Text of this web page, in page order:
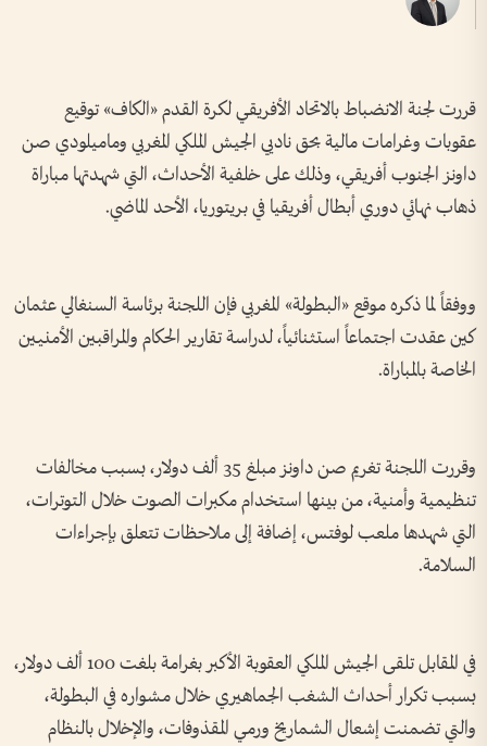
قررت لجنة الانضباط بالاتحاد الأفريقي لكرة القدم «الكاف» توقيع
عقوبات وغرامات مالية بحق ناديي الجيش الملكي المغربي وماميلودي صن
داونز الجنوب أفريقي، وذلك على خلفية الأحداث، التي شهدتها مباراة
ذهاب نهائي دوري أبطال أفريقيا في بريتوريا، الأحد الماضي.
ووفقاً لما ذكره موقع «البطولة» المغربي فإن اللجنة برئاسة السنغالي عثمان
كين عقدت اجتماعاً استثنائياً، لدراسة تقارير الحكام والمراقبين الأمنيين
الخاصة بالمباراة.
وقررت اللجنة تغريم صن داونز مبلغ 35 ألف دولار، بسبب مخالفات
تنظيمية وأمنية، من بينها استخدام مكبرات الصوت خلال التوترات،
التي شهدها ملعب لوفتس، إضافة إلى ملاحظات تتعلق بإجراءات
السلامة.
في المقابل تلقى الجيش الملكي العقوبة الأكبر بغرامة بلغت 100 ألف دولار،
بسبب تكرار أحداث الشغب الجماهيري خلال مشواره في البطولة،
والتي تضمنت إشعال الشماريخ ورمي المقذوفات، والإخلال بالنظام